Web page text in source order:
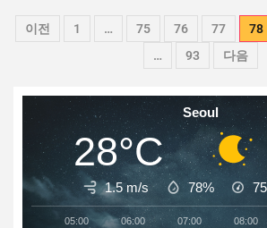
이전 1 … 75 76 77 78
…
93 다음
Seoul
28°C
1.5 m/s 78%
05:00 06:00 07:00 08:00